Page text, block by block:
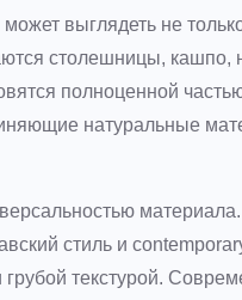
выглядеть не
столешницы, кашпо,
полноценной
натуральные
стиль и
текстурой.